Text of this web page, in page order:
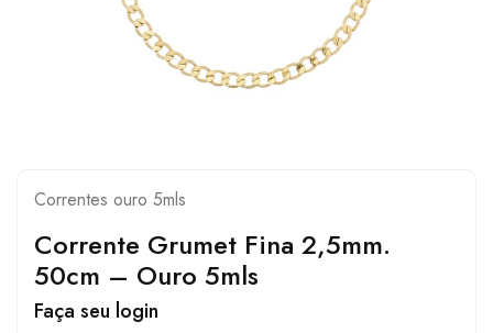
Correntes ouro 5mls
Corrente Grumet Fina 2,5mm.
50cm – Ouro 5mls
Faça seu login